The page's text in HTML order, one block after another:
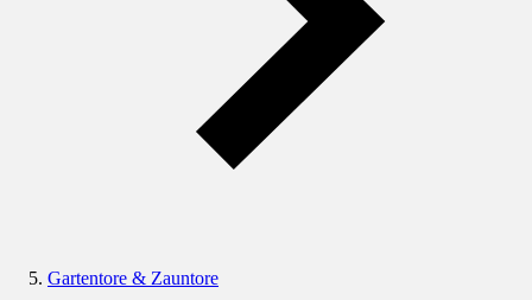
Gartentore & Zauntore